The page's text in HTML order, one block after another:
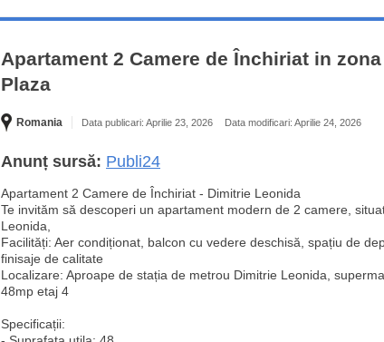
Apartament 2 Camere de Închiriat in
Plaza
Romania Data publicari: Aprilie 23, 2026 Data modificari: Aprilie 24, 2026
Anunț sursă: Publi24
Apartament 2 Camere de Închiriat - Dimitrie Leonida
Te invităm să descoperi un apartament modern de 2 camere,
Leonida,
Facilități: Aer condiționat, balcon cu vedere deschisă, spațiu de
finisaje de calitate
Localizare: Aproape de stația de metrou Dimitrie Leonida,
48mp etaj 4
Specificații: